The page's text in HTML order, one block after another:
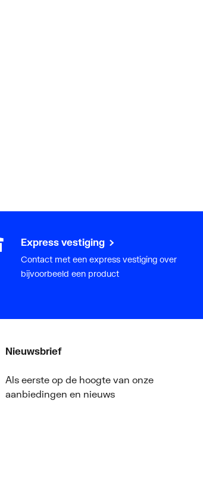
Express vestiging
Contact met een express vestiging over
bijvoorbeeld een product
Nieuwsbrief
Als eerste op de hoogte van onze
aanbiedingen en nieuws